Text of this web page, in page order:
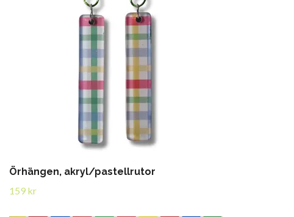
Örhängen, akryl/pastellrutor
159 kr